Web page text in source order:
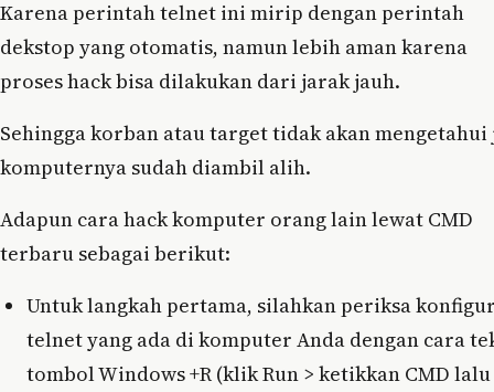
Karena perintah telnet ini mirip dengan perintah
dekstop yang otomatis, namun lebih aman karena
proses hack bisa dilakukan dari jarak jauh.
Sehingga korban atau target tidak akan mengetahui
komputernya sudah diambil alih.
Adapun cara hack komputer orang lain lewat CMD
terbaru sebagai berikut:
Untuk langkah pertama, silahkan periksa
telnet yang ada di komputer Anda dengan cara
tombol Windows +R (klik Run > ketikkan CMD